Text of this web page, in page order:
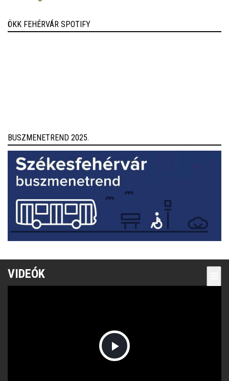
ÖKK FEHÉRVÁR SPOTIFY
BUSZMENETREND 2025.
VIDEÓK
Play